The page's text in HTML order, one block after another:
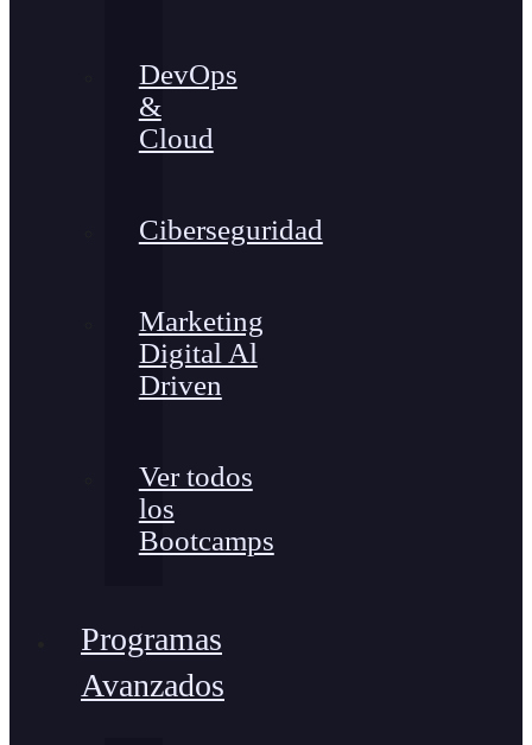
DevOps
&
Cloud
Ciberseguridad
Marketing
Digital Al
Driven
Ver todos
los
Bootcamps
Programas
Avanzados